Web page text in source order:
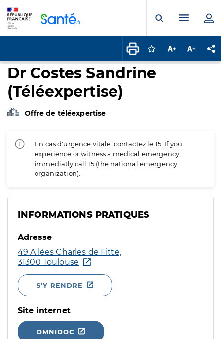
Ouvrir laMenu
Connectez-vous
Augmenter la
Dr Costes Sandrine
(Téléexpertise)
Offre de téléexpertise
En cas d'urgence vitale, contactez le 15. If you
experience or witness a medical emergency,
immediatly call 15 (the national emergency
organization).
INFORMATIONS PRATIQUES
Adresse
49 Allées Charles de Fitte,
31300 Toulouse
S'Y RENDRE
Site internet
OMNIDOC